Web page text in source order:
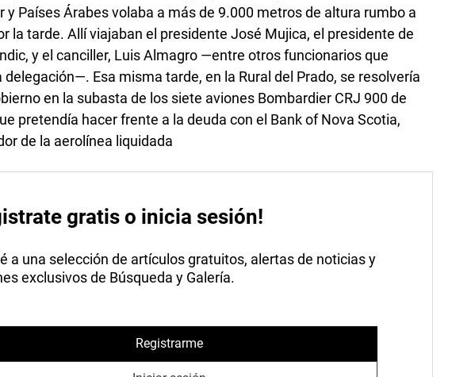
y Países Árabes volaba a más de 9.000 metros de altura rumbo a
la tarde. Allí viajaban el presidente José Mujica, el presidente de
y el canciller, Luis Almagro —entre otros funcionarios que
Esa misma tarde, en la Rural del Prado, se resolvería
en la subasta de los siete aviones Bombardier CRJ 900 de
pretendía hacer frente a la deuda con el Bank of Nova Scotia,
de la aerolínea liquidada
gratis o inicia sesión!
a una selección de artículos gratuitos, alertas de noticias y
exclusivos de Búsqueda y Galería.
Registrarme